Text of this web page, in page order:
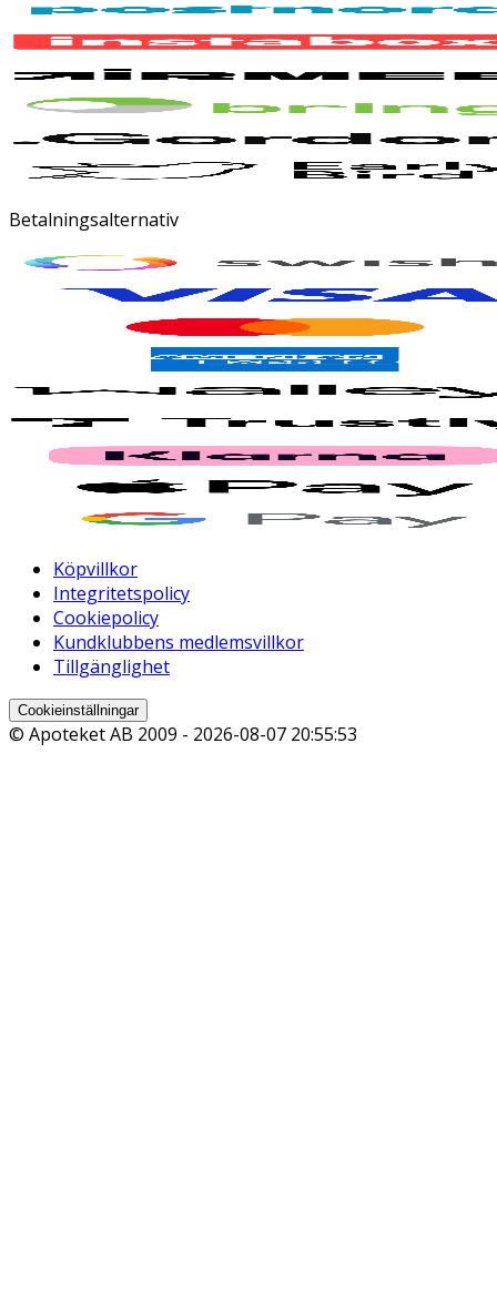
Betalningsalternativ
Köpvillkor
Integritetspolicy
Cookiepolicy
Kundklubbens medlemsvillkor
Tillgänglighet
Cookieinställningar
© Apoteket AB 2009 - 2026-08-07 20:55:53